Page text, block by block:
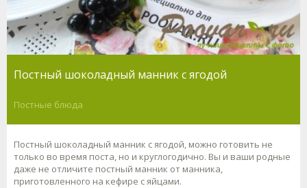
Постный шоколадный манник с ягодой
Постные блюда
Постный шоколадный манник с ягодой, можно готовить не
только во время поста, но и круглогодично. Вы и ваши родные
даже не отличите постный манник от манника,
приготовленного на кефире с яйцами.